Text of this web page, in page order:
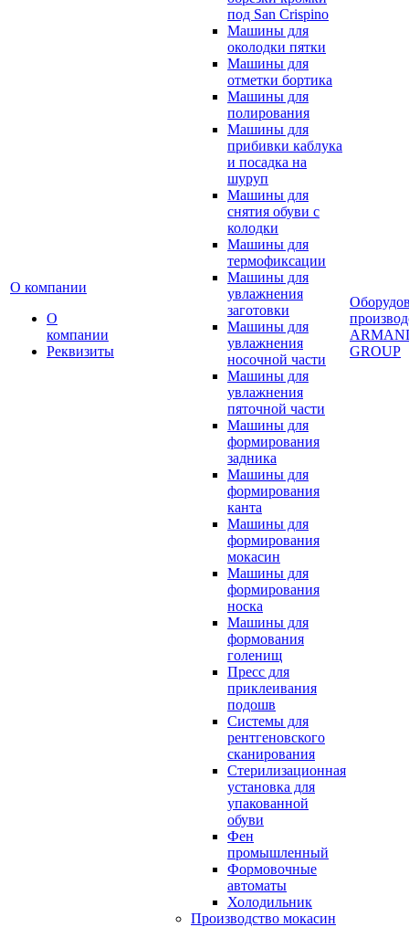
О компании
О
компании
Реквизиты
под San Crispino
Машины для
околодки пятки
Машины для
отметки бортика
Машины для
полирования
Машины для
прибивки каблука
и посадка на
шуруп
Машины для
снятия обуви с
колодки
Машины для
термофиксации
Машины для
увлажнения
заготовки
Машины для
увлажнения
носочной части
Машины для
увлажнения
пяточной части
Машины для
формирования
задника
Машины для
формирования
канта
Машины для
формирования
мокасин
Машины для
формирования
носка
Машины для
формования
голенищ
Пресс для
приклеивания
подошв
Системы для
рентгеновского
сканирования
Стерилизационная
установка для
упакованной
обуви
Фен
промышленный
Формовочные
автоматы
Холодильник
Производство мокасин
GROUP